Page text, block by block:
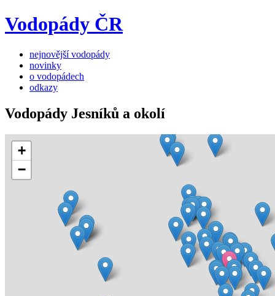
Vodopády ČR
nejnovější vodopády
novinky
o vodopádech
odkazy
Vodopády Jesníků a okolí
+
−